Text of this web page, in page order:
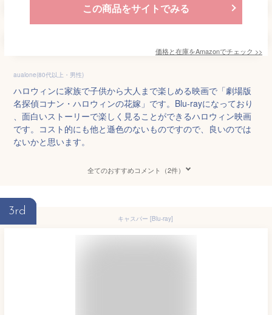
この商品をサイトでみる
価格と在庫をAmazonでチェック >>
aualone(80代以上・男性)
ハロウィンに家族で子供から大人まで楽しめる映画で「劇場版
名探偵コナン・ハロウィンの花嫁」です。Blu-rayになっており
、面白いストーリーで楽しく見ることができるハロウィン映画
です。コスト的にも他と遜色のないものですので、良いのでは
ないかと思います。
全てのおすすめコメント（2件）
3rd
キャスパー [Blu-ray]